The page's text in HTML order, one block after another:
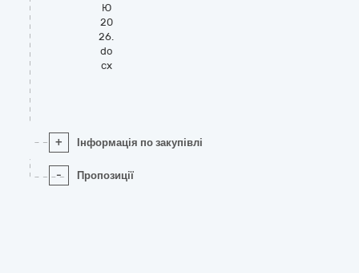
Ю
20
26.
do
cx
+ Інформація по закупівлі
- Пропозиції